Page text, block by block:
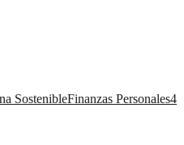
SostenibleFinanzas Personales4